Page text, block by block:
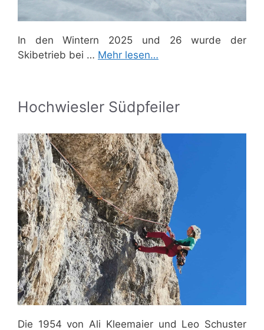
In den Wintern 2025 und 26 wurde der
Skibetrieb bei … Mehr lesen…
Hochwiesler Südpfeiler
Die 1954 von Ali Kleemaier und Leo Schuster